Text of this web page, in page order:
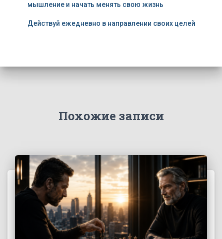
мышление и начать менять свою жизнь
Действуй ежедневно в направлении своих целей
Похожие записи